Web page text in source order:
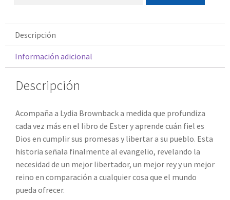
Descripción
Información adicional
Descripción
Acompaña a Lydia Brownback a medida que profundiza
cada vez más en el libro de Ester y aprende cuán fiel es
Dios en cumplir sus promesas y libertar a su pueblo. Esta
historia señala finalmente al evangelio, revelando la
necesidad de un mejor libertador, un mejor rey y un mejor
reino en comparación a cualquier cosa que el mundo
pueda ofrecer.